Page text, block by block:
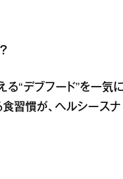
る“デブフード”を一気に
食習慣が、ヘルシースナ